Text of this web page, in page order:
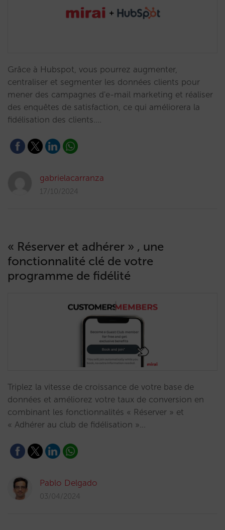
Grâce à Hubspot, vous pourrez augmenter,
centraliser et segmenter les données clients pour
mener des campagnes d'e-mail marketing et réaliser
des enquêtes de satisfaction, ce qui améliorera la
fidélisation des clients.…
gabrielacarranza
17/10/2024
« Réserver et adhérer » , une
fonctionnalité clé de votre
programme de fidélité
Triplez la vitesse de croissance de votre base de
données et améliorez votre taux de conversion en
combinant les fonctionnalités « Réserver » et
« Adhérer au club de fidélisation »…
Pablo Delgado
03/04/2024